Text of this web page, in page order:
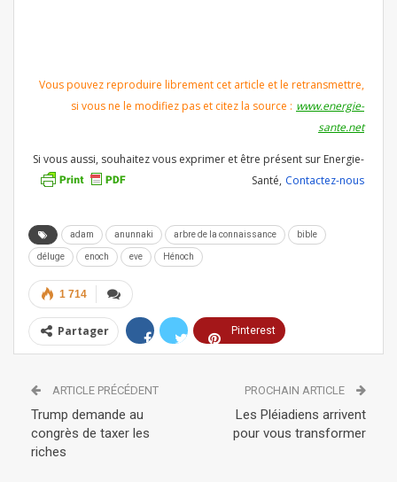
Vous pouvez reproduire librement cet article et le retransmettre,
si vous ne le modifiez pas et citez la source : www.energie-
sante.net
Si vous aussi, souhaitez vous exprimer et être présent sur Energie-
Santé, Contactez-nous
adam anunnaki arbre de la connaissance bible
déluge enoch eve Hénoch
1 714
Partager Pinterest
Tumblr Telegram WhatsApp
ARTICLE PRÉCÉDENT
Trump demande au
congrès de taxer les
riches
PROCHAIN ARTICLE
Les Pléiadiens arrivent
pour vous transformer